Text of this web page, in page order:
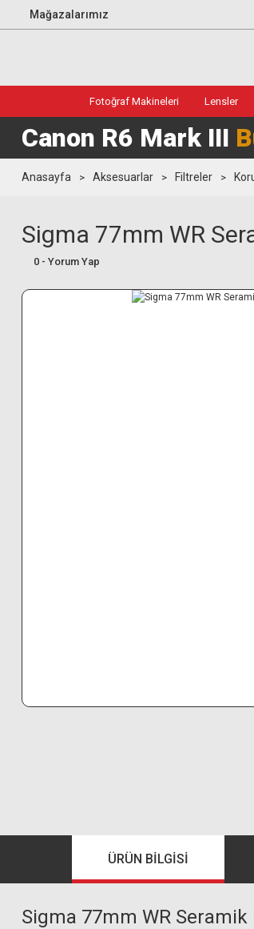
Mağazalarımız
Fotoğraf Makineleri Lensler
Canon R6 Mark III
Anasayfa Aksesuarlar Filtreler
Sigma 77mm WR
0 - Yorum Yap
ÜRÜN BILGISI
Sigma 77mm WR